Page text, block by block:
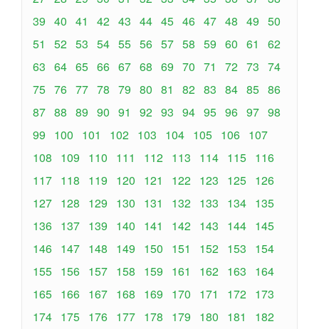
39 40 41 42 43 44 45 46 47 48 49 50
51
52 53 54 55 56 57 58 59 60 61
62
63 64 65 66 67 68 69 70 71 72 73 74
75 76 77 78 79 80 81 82 83 84 85 86
87 88 89 90 91 92 93 94 95 96 97 98
99
100 101 102 103 104 105 106 107
108
109 110 111 112 113 114 115 116
117 118 119 120 121 122 123 125 126
127 128 129 130 131 132 133 134 135
136 137 139 140 141 142 143 144 145
146 147 148 149 150 151 152 153
154
155 156 157 158 159 161 162 163
164
165 166 167 168 169 170 171 172 173
174 175 176 177 178 179 180 181
182